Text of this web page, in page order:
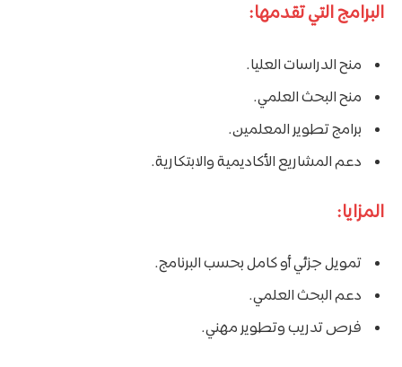
البرامج التي تقدمها:
منح الدراسات العليا.
منح البحث العلمي.
برامج تطوير المعلمين.
دعم المشاريع الأكاديمية والابتكارية.
المزايا:
تمويل جزئي أو كامل بحسب البرنامج.
دعم البحث العلمي.
فرص تدريب وتطوير مهني.